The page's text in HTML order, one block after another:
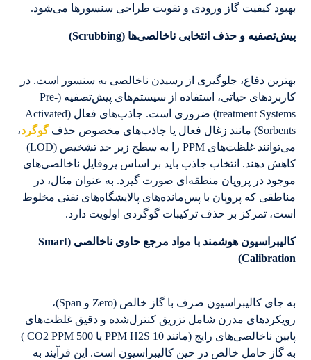
بهبود کیفیت گاز ورودی و تقویت طراحی سنسورها می‌شود.
پیش‌تصفیه و حذف انتخابی ناخالصی‌ها (Scrubbing)
بهترین دفاع، جلوگیری از رسیدن ناخالصی به سنسور است. در
کاربردهای حیاتی، استفاده از سیستم‌های پیش‌تصفیه (Pre-
treatment Systems) ضروری است. جاذب‌های فعال (Activated
Sorbents) مانند زغال فعال یا جاذب‌های مخصوص حذف
گوگرد،
می‌توانند غلظت‌های PPM را به سطح زیر حد تشخیص (LOD)
کاهش دهند. انتخاب جاذب باید بر اساس پروفایل ناخالصی‌های
موجود در پروپان منطقه‌ای صورت گیرد. به عنوان مثال، در
مناطقی که پروپان با پس‌مانده‌های پالایشگاه‌های نفتی مخلوط
است، تمرکز بر حذف ترکیبات گوگردی اولویت دارد.
کالیبراسیون هوشمند با مواد مرجع حاوی ناخالصی (Smart
Calibration)
به جای کالیبراسیون صرف با گاز خالص (Zero و Span)،
رویکردهای مدرن شامل تزریق کنترل‌شده و دقیق غلظت‌های
پایین ناخالصی‌های رایج (مانند 10 PPM H2S یا 500 CO2 PPM )
به گاز حامل خالص در حین کالیبراسیون است. این فرآیند به